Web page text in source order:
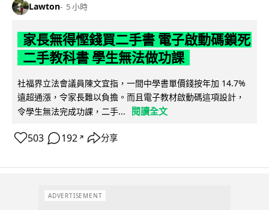
Lawton 5 小時
家長無得慳錢買二手書 電子啟動碼鎖死
二手教科書 學生無法做功課
社福界立法會議員陳文宜指，一間中學書單價錢按年加 14.7%
遠超通漲，令家長難以負擔。而且電子教材啟動碼這項設計，
令學生無法完成功課，二手...
閱讀全文
503 192 ↗ 分享
ADVERTISEMENT